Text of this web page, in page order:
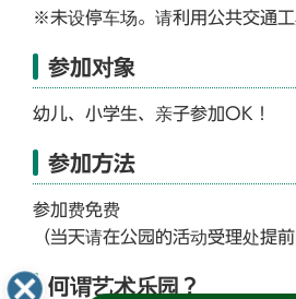
※未设停车场。请利用公共交通工
参加对象
幼儿、小学生、亲子参加OK！
参加方法
参加费免费
（当天请在公园的活动受理处提
何谓艺术乐园？